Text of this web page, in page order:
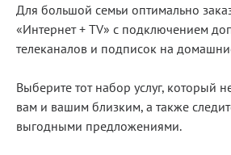
Для большой семьи оптимально
«Интернет + TV» с подключением
телеканалов и подписок на
Выберите тот набор услуг, который
вам и вашим близким, а также
выгодными предложениями.